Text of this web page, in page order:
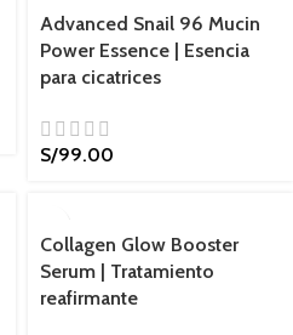
Advanced Snail 96 Mucin
Power Essence | Esencia
para cicatrices
S/99.00
Collagen Glow Booster
Serum | Tratamiento
reafirmante